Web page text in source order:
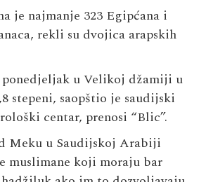
je najmanje 323 Egipćana i
rekli su dvojica arapskih
ponedjeljak u Velikoj džamiji u
stepeni, saopštio je saudijski
centar, prenosi “Blic”.
Meku u Saudijskoj Arabiji
muslimane koji moraju bar